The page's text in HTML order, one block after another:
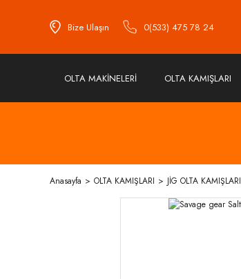
Bize Ulaşın 0(533) 475 78 24
OLTA MAKİNELERİ OLTA KAMIŞLARI
Anasayfa OLTA KAMIŞLARI JİG OLTA KAMIŞLARI